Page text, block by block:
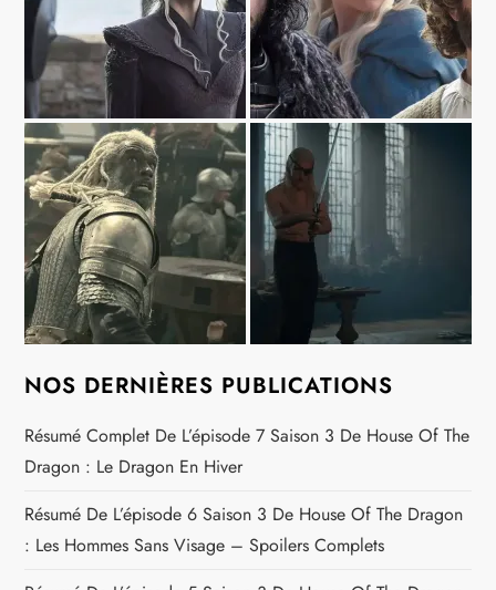
NOS DERNIÈRES PUBLICATIONS
Résumé Complet De L’épisode 7 Saison 3 De House Of The
Dragon : Le Dragon En Hiver
Résumé De L’épisode 6 Saison 3 De House Of The Dragon
: Les Hommes Sans Visage – Spoilers Complets